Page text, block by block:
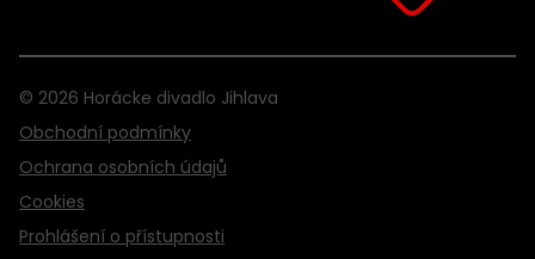
© 2026 Horácke divadlo Jihlava
Obchodní podmínky
Ochrana osobních údajů
Cookies
Prohlášení o přístupnosti